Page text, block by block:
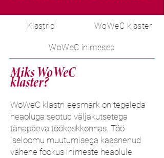
Klastrid WoWeC klaster
WoWeC inimesed
Miks WoWeC
klaster?
WoWeC klastri eesmärk on tegeleda
heaoluga seotud väljakutsetega
tänapäeva töökeskkonnas. Töö
iseloomu muutumisega kaasnenud
vähene fookus inimeste heaolule